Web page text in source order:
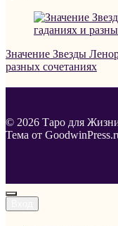
Значение Звезды
разных сочетаниях
© 2026 Таро для
Тема от